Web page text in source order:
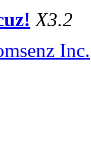
X3.2
Inc.